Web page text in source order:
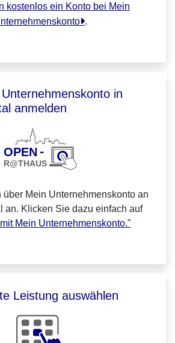
kostenlos ein Konto bei Mein
.
in
anmelden
über Mein Unternehmenskonto an
an. Klicken Sie dazu einfach auf
Mein Unternehmenskonto."
Leistung auswählen